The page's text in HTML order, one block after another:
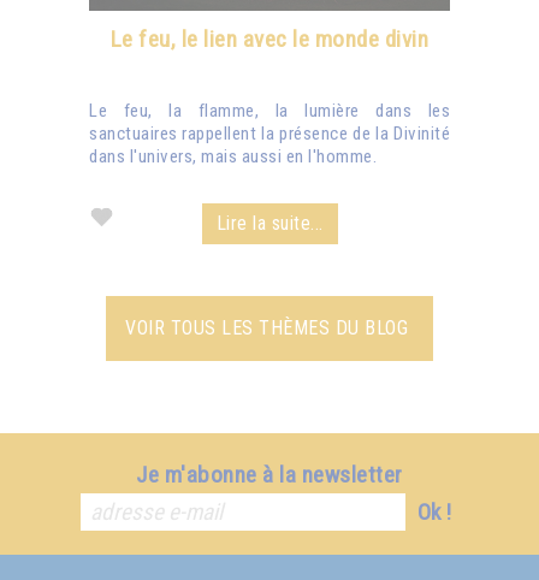
Le feu, le lien avec le monde divin
Le feu, la flamme, la lumière dans les
sanctuaires rappellent la présence de la Divinité
dans l'univers, mais aussi en l'homme.
Lire la suite...
VOIR TOUS LES THÈMES DU BLOG
Je m'abonne à la newsletter
Ok !